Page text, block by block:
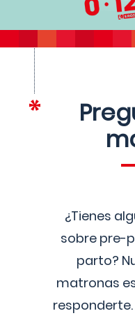
¿Tienes
sobre pre-
parto?
matronas